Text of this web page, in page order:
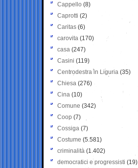
Cappello (8)
Caprotti (2)
Caritas (6)
carovita (170)
casa (247)
Casini (119)
Centrodestra in Liguria (35)
Chiesa (276)
Cina (10)
Comune (342)
Coop (7)
Cossiga (7)
Costume (5.581)
criminalità (1.402)
democratici e progressisti (19)